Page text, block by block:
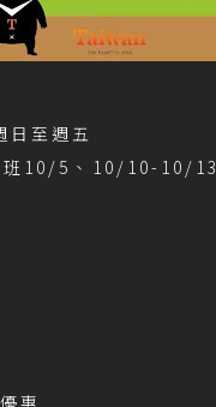
至週五
10/5、10/10-10/
惠